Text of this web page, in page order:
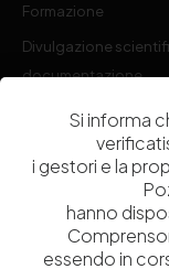
Formazione
Divulgazione
documentazione
Contribuenti
Codice fiscale e
Si informa
i gestori e la
hanno
essendo in